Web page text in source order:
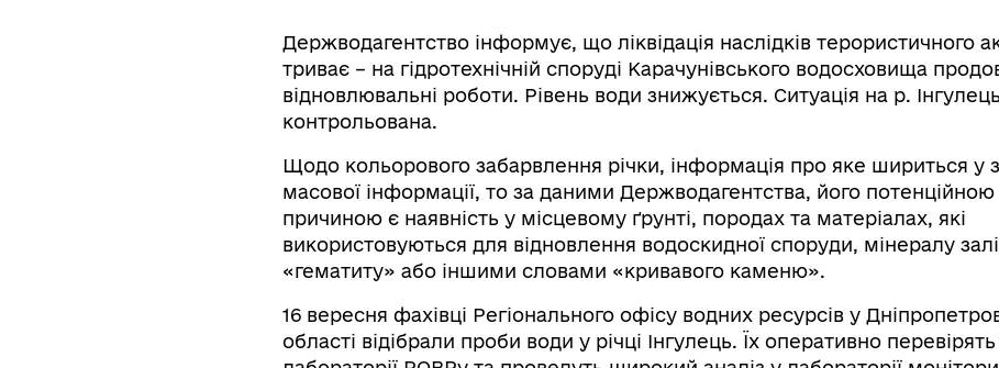
Держводагентство інформує, що ліквідація наслідків терористичного
триває – на гідротехнічній споруді Карачунівського водосховища
відновлювальні роботи. Рівень води знижується. Ситуація на р. Інгулець
контрольована.
Щодо кольорового забарвлення річки, інформація про яке шириться у
масової інформації, то за даними Держводагентства, його потенційною
причиною є наявність у місцевому ґрунті, породах та матеріалах, які
використовуються для відновлення водоскидної споруди, мінералу
«гематиту» або іншими словами «кривавого каменю».
16 вересня фахівці Регіонального офісу водних ресурсів у
області відібрали проби води у річці Інгулець. Їх оперативно перевірять